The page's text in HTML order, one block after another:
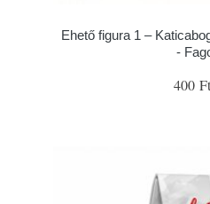
Ehető figura 1 –
-
400 Ft